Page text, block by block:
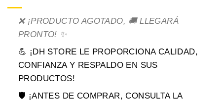
❌ ¡PRODUCTO AGOTADO, 🚚 LLEGARÁ
PRONTO! ✨
💪 ¡DH STORE LE PROPORCIONA CALIDAD,
CONFIANZA Y RESPALDO EN SUS
PRODUCTOS!
🛡️ ¡ANTES DE COMPRAR, CONSULTA LA